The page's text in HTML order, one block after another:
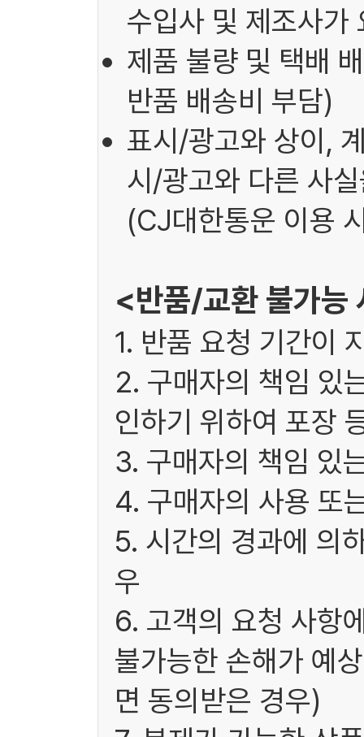
수입사 및 제조사가
제품 불량 및 택배
반품 배송비 부담)
표시/광고와 상이,
시/광고와 다른 사
(CJ대한통운 이용
<반품/교환 불가능
1. 반품 요청 기간이
2. 구매자의 책임 있
인하기 위하여 포장
3. 구매자의 책임 있
4. 구매자의 사용 또
5. 시간의 경과에 의
우
6. 고객의 요청 사항
불가능한 손해가 예
면 동의받은 경우)